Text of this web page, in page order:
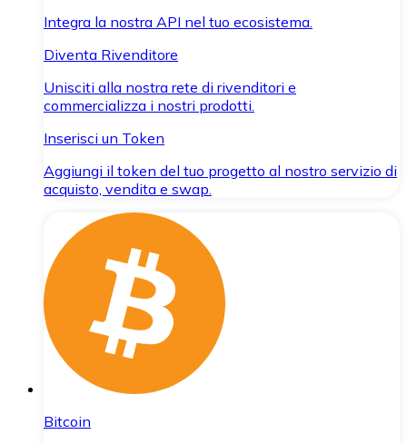
Integra la nostra API nel tuo ecosistema.
Diventa Rivenditore
Unisciti alla nostra rete di rivenditori e
commercializza i nostri prodotti.
Inserisci un Token
Aggiungi il token del tuo progetto al nostro servizio di
acquisto, vendita e swap.
Bitcoin